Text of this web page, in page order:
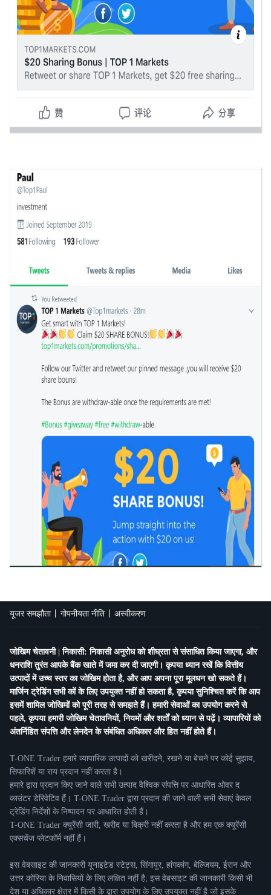
यूजर समझौता गोपनीयता नीति अस्वीकरण
जोखिम चेतावनी | निकासी: निकासी अनुरोध को शीघ्रता से संसाधित किया जाएगा, और
धनराशि तुरंत आपके बैंक खाते में जमा कर दी जाएगी। कृपया ध्यान रखें कि वित्तीय
उत्पादों में उच्च स्तर का जोखिम होता है, और आप अपना पूरा मूलधन खो सकते हैं।
मार्जिन ट्रेडिंग सभी कों के लिए उपयुक्त नहीं हो सकता है, कृपया सुनिश्चित करें कि आप
इसमें शामिल जोखिमों को पूरी तरह से समझते हैं। हमारी सेवाओं का उपयोग करने से
पहले, कृपया हमारी जोखिम चेतावनियों, नियमों और शर्तों को ध्यान से पढ़ें। व्यापारियों को
अंतर्निहित संपत्ति और लेनदेन के संबंधित अधिकार और हित नहीं होते हैं।
T-ONE Trader हमारे व्यापारिक उत्पादों को खरीदने, रखने या बेचने पर कोई सुझाव,
सिफारिशें या राय प्रदान नहीं करता है।
हमारे द्वारा प्रदान किए जाने वाले सभी उत्पाद वैश्विक संपत्ति पर आधारित ओवर द
काउंटर डेरिवेटिव हैं। T-ONE Trader द्वारा प्रदान की जाने वाली सभी सेवाएं केवल
ट्रेडिंग निर्देशों के निष्पादन पर आधारित होती हैं।
T-ONE Trader क्यूरेंसी जारी, खरीद या बिक्री नहीं करता है और हम एक क्यूरेंसी
एक्सचेंज प्लेटफॉर्म नहीं हैं।
इस वेबसाइट की जानकारी यूनाइटेड स्टेट्स, सिंगापुर, हांगकांग, बेल्जियम, ईरान और
उत्तर कोरिया के निवासियों के लिए लक्षित नहीं है; इस वेबसाइट की जानकारी किसी भी
देश या अधिकार क्षेत्र में किसी के द्वारा उपयोग के लिए उपयुक्त नहीं है जो इसके